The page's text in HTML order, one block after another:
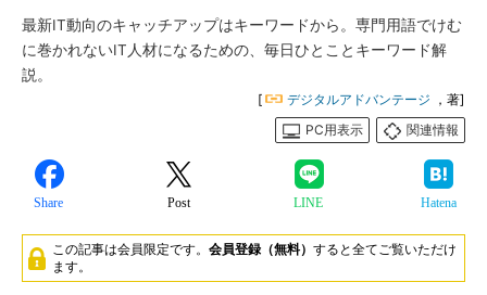
最新IT動向のキャッチアップはキーワードから。専門用語でけむ
に巻かれないIT人材になるための、毎日ひとことキーワード解
説。
[ デジタルアドバンテージ ，著]
PC用表示
関連情報
Share Post LINE Hatena
この記事は会員限定です。 会員登録（無料） すると全てご覧いただけ
ます。